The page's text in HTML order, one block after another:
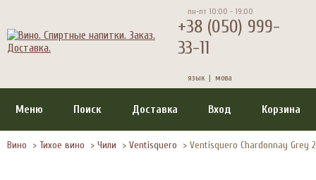
пн-пт 10:00 - 19:00
+38 (050) 999-
33-11
язык | мова
Меню Поиск Доставка Вход Корзина
Вино > Тихое вино > Чили > Ventisquero > Ventisquero Chardonnay Grey